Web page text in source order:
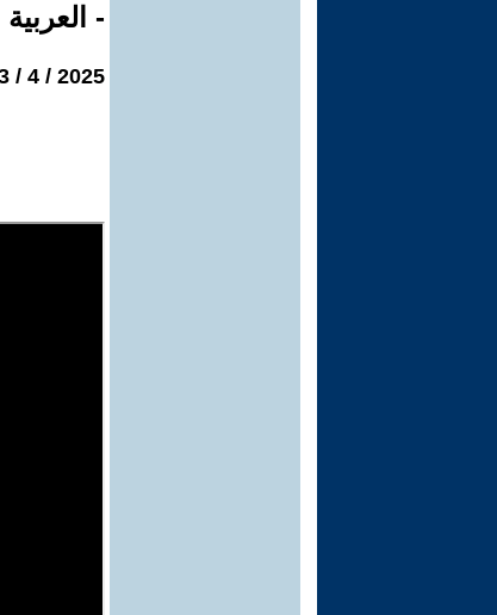
- العربية
2025 / 4 / 23